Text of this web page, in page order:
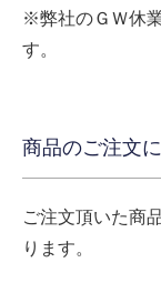
※弊社のＧＷ休
す。
商品のご注文
ご注文頂いた商
ります。